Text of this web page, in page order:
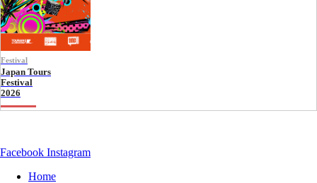
Festival
Japan Tours
Festival
2026
Facebook Instagram
Home